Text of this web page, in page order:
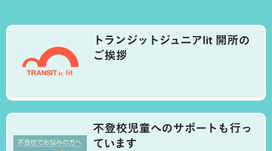
トランジットジュニアlit 開所の
ご挨拶
不登校児童へのサポートも行っ
ています